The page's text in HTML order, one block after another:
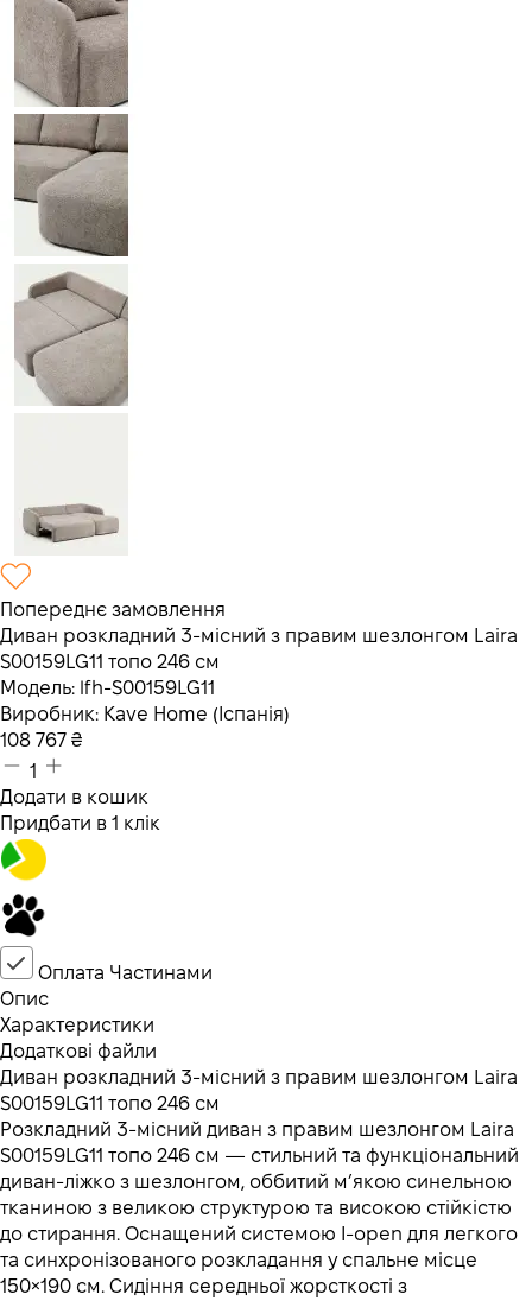
Попереднє замовлення
Диван розкладний 3-місний з правим шезлонгом Laira
S00159LG11 топо 246 см
Модель: lfh-S00159LG11
Виробник: Kave Home (Іспанія)
108 767 ₴
1
Додати в кошик
Придбати в 1 клік
Оплата Частинами
Опис
Характеристики
Додаткові файли
Диван розкладний 3-місний з правим шезлонгом Laira
S00159LG11 топо 246 см
Розкладний 3-місний диван з правим шезлонгом Laira
S00159LG11 топо 246 см — стильний та функціональний
диван-ліжко з шезлонгом, оббитий м’якою синельною
тканиною з великою структурою та високою стійкістю
до стирання. Оснащений системою I-open для легкого
та синхронізованого розкладання у спальне місце
150×190 см. Сидіння середньої жорсткості з